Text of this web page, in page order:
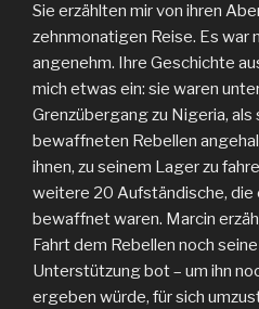
Sie erzählten mir von ihren
zehnmonatigen Reise. Es war
angenehm. Ihre Geschichte
mich etwas ein: sie waren
Grenzübergang zu Nigeria, als
bewaffneten Rebellen
ihnen, zu seinem Lager zu
weitere 20 Aufständische, die
bewaffnet waren. Marcin
Fahrt dem Rebellen noch
Unterstützung bot – um ihn
ergeben würde, für sich